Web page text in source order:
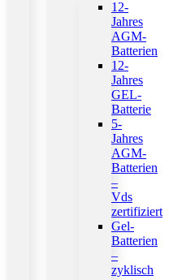
12-
Jahres
AGM-
Batterien
12-
Jahres
GEL-
Batterie
5-
Jahres
AGM-
Batterien
–
Vds
zertifiziert
Gel-
Batterien
–
zyklisch